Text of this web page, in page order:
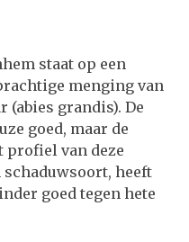
staat op een
menging van
(abies grandis). De
goed, maar de
profiel van deze
heeft
goed tegen hete